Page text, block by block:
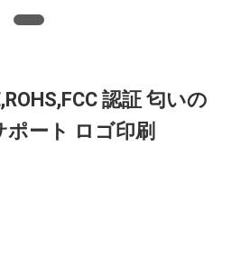
認証 匂いの
ポート ロゴ印刷